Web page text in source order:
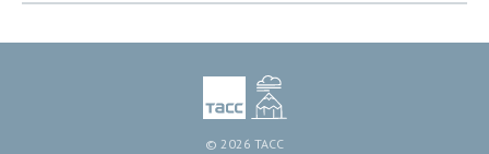
© 2026 ТАСС